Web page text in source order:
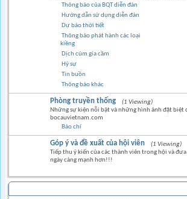
Thông báo của BQT diễn đàn
Hướng dẫn sử dụng diễn đàn
Dự báo thời tiết
Thông báo phát hành các loại
kiềng
Dịch cúm gia cầm
Hỷ sự
Tin buồn
Thông báo khác
Phòng truyền thống
(1 Viewing)
Những sự kiện nỗi bật và những hình ảnh đặt biệt
bocauvietnam.com
Báo chí
Góp ý và đề xuất của hội viên
(1 Viewing)
Tiếp thu ý kiến của các thành viên trong hội và
ngày càng mạnh hơn!!!